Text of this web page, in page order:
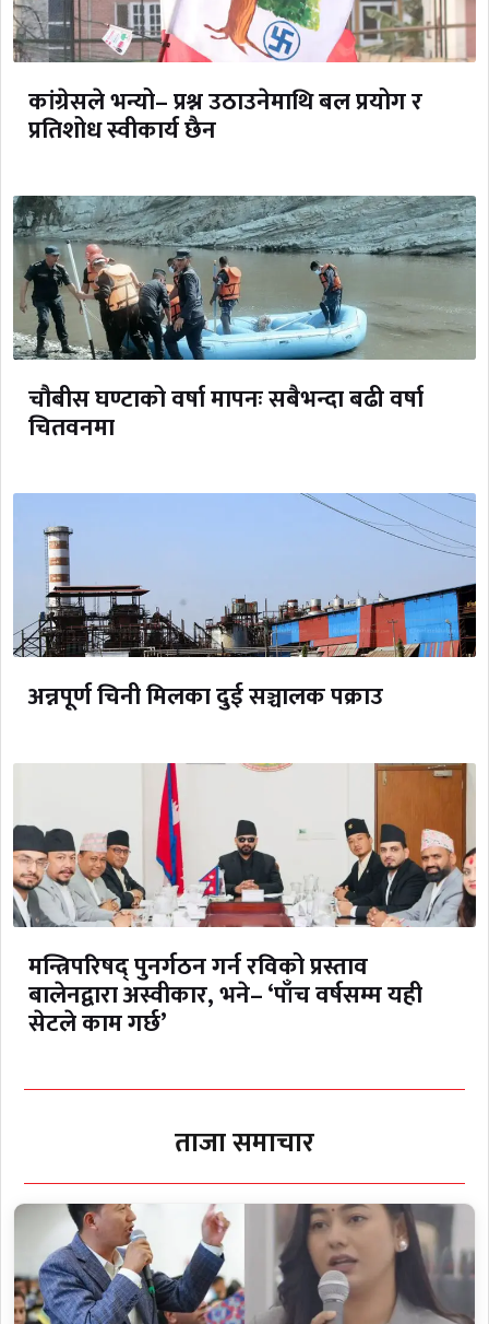
कांग्रेसले भन्यो– प्रश्न उठाउनेमाथि बल प्रयोग र
प्रतिशोध स्वीकार्य छैन
चौबीस घण्टाको वर्षा मापनः सबैभन्दा बढी वर्षा
चितवनमा
अन्नपूर्ण चिनी मिलका दुई सञ्चालक पक्राउ
मन्त्रिपरिषद् पुनर्गठन गर्न रविको प्रस्ताव
बालेनद्वारा अस्वीकार, भने– ‘पाँच वर्षसम्म यही
सेटले काम गर्छ’
ताजा समाचार